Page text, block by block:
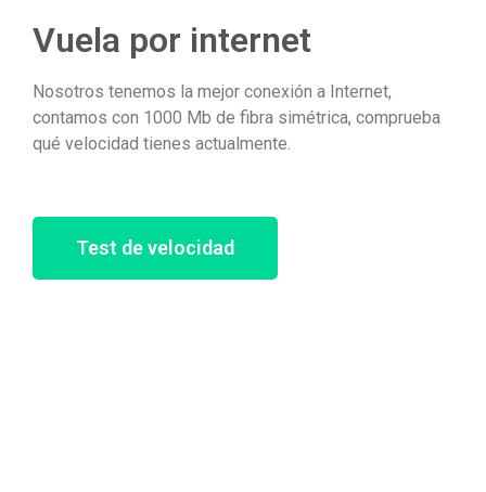
Vuela por internet
Nosotros tenemos la mejor conexión a Internet,
contamos con 1000 Mb de fibra simétrica, comprueba
qué velocidad tienes actualmente.
Test de velocidad